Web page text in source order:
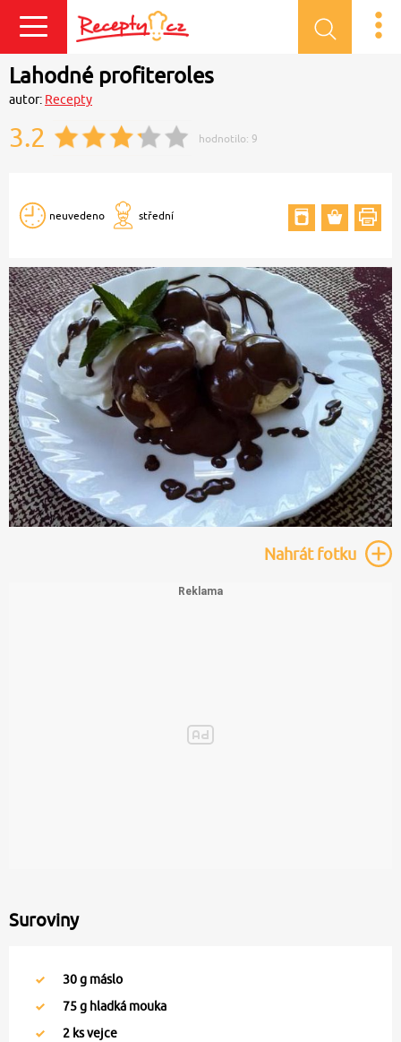
Přihlásit se
Lahodné profiteroles
autor: Recepty
3.2 hodnotilo: 9
neuvedeno střední
Nahrátfotku
Suroviny
30g máslo
75g hladká mouka
2 ks vejce